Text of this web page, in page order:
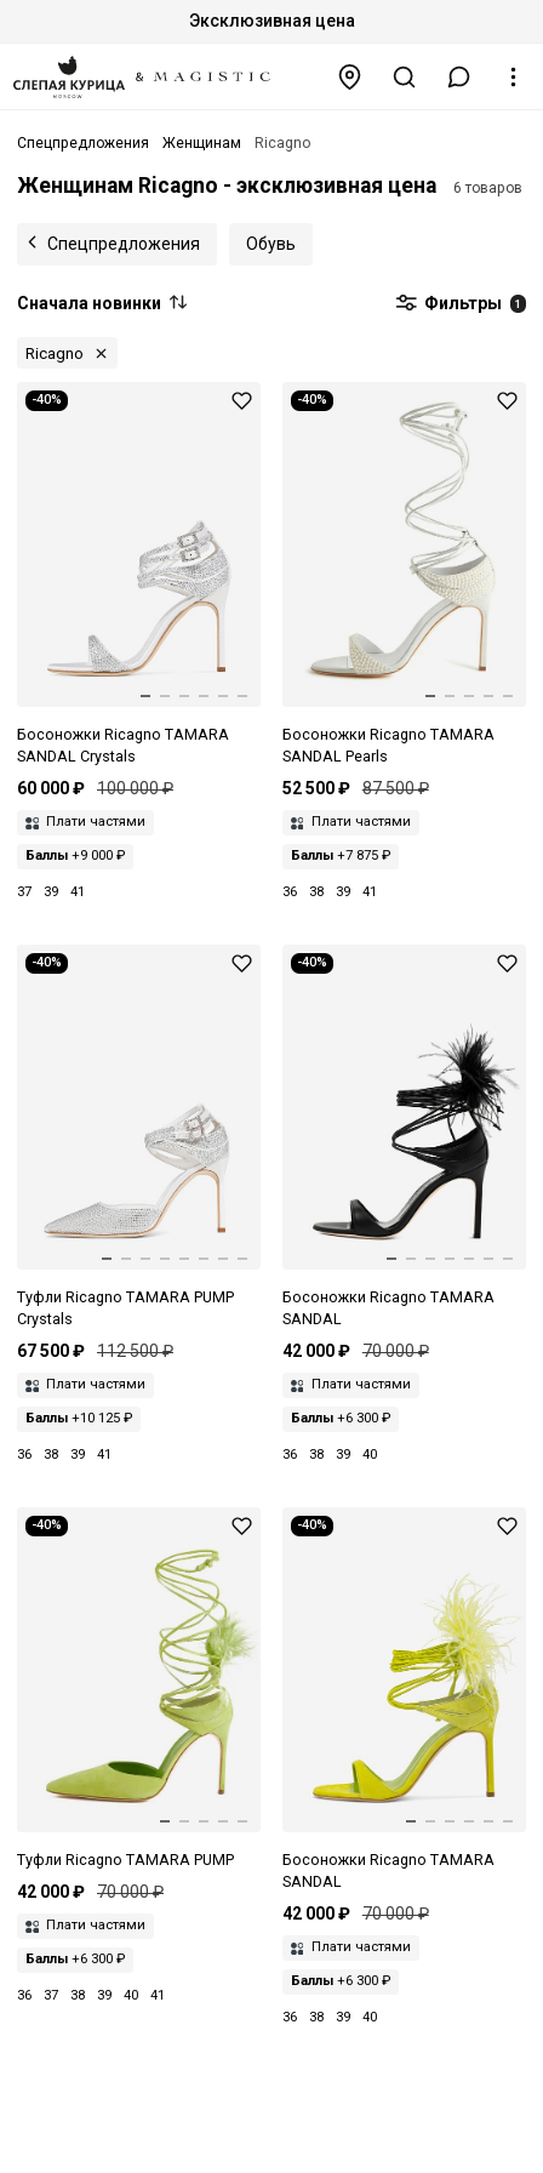
Эксклюзивная цена
Спецпредложения Женщинам Ricagno
Женщинам Ricagno - эксклюзивная цена 6 товаров
Спецпредложения Обувь
Сначала новинки Фильтры 1
Ricagno
-40%
Босоножки Ricagno TAMARA
SANDAL Crystals
60 000 ₽ 100 000 ₽
Плати частями
Баллы +9 000 ₽
37 39 41
-40%
Босоножки Ricagno TAMARA
SANDAL Pearls
52 500 ₽ 87 500 ₽
Плати частями
Баллы+7 875 ₽
36 38 39 41
-40%
Туфли Ricagno TAMARA PUMP
Crystals
67 500 ₽ 112 500 ₽
Плати частями
Баллы +10 125 ₽
36 38 39 41
-40%
Босоножки Ricagno TAMARA
SANDAL
42 000 ₽ 70 000 ₽
Плати частями
Баллы+6 300 ₽
36 38 39 40
-40%
Туфли Ricagno TAMARA PUMP
42 000 ₽ 70 000 ₽
Плати частями
Баллы +6 300 ₽
36 37 38 39 40 41
-40%
Босоножки Ricagno TAMARA
SANDAL
42 000 ₽ 70 000 ₽
Плати частями
Баллы+6 300 ₽
36 38 39 40